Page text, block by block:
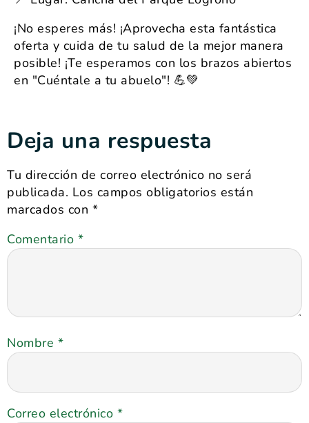
¡No esperes más! ¡Aprovecha esta fantástica
oferta y cuida de tu salud de la mejor manera
posible! ¡Te esperamos con los brazos abiertos
en "Cuéntale a tu abuelo"! 💪💚
Deja una respuesta
Tu dirección de correo electrónico no será
publicada. Los campos obligatorios están
marcados con *
Comentario *
Nombre *
Correo electrónico *